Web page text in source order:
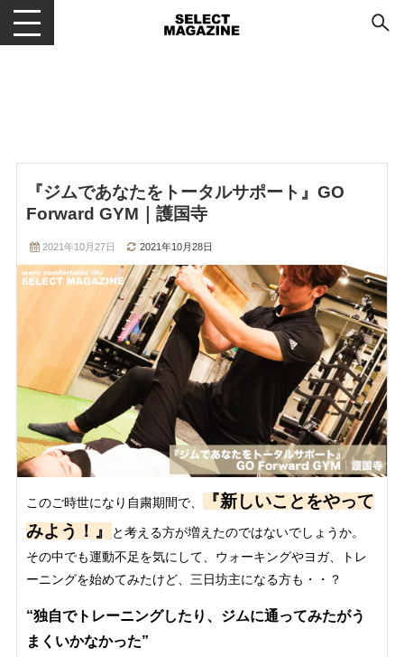
メニューを開閉する
『ジムであなたをトータルサポート』GO
Forward GYM｜護国寺
2021年10月27日 2021年10月28日
このご時世になり自粛期間で、
『新しいことをやって
みよう！』
と考える方が増えたのではないでしょうか。
その中でも運動不足を気にして、ウォーキングやヨガ、トレ
ーニングを始めてみたけど、三日坊主になる方も・・？
“独自でトレーニングしたり、ジムに通ってみたがう
まくいかなかった”